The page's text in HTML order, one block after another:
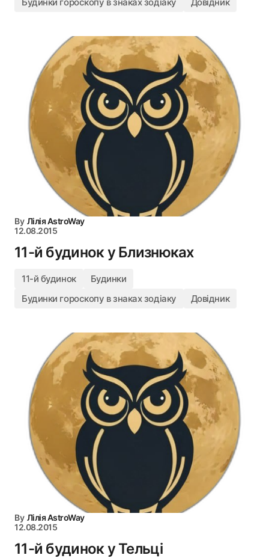
By Лілія AstroWay
12.08.2015
11-й будинок у Близнюках
11-й будинок
Будинки
Будинки гороскопу в знаках зодіаку
Довідник
By Лілія AstroWay
12.08.2015
11-й будинок у Тельці